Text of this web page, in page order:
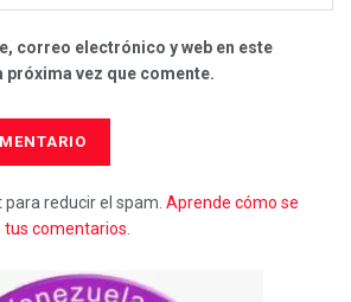
correo electrónico y web en este
próxima vez que comente.
reducir el spam. Aprende cómo se
comentarios.